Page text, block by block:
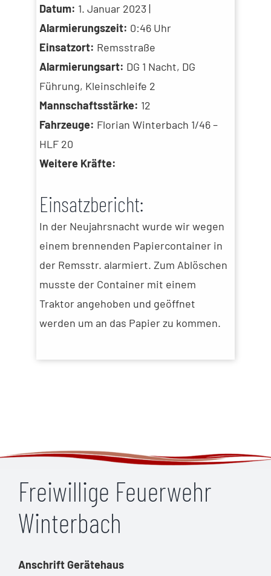
Datum: 1. Januar 2023 |
Alarmierungszeit: 0:46 Uhr
Einsatzort: Remsstraße
Alarmierungsart: DG 1 Nacht, DG
Führung, Kleinschleife 2
Mannschaftsstärke: 12
Fahrzeuge: Florian Winterbach 1/46 –
HLF 20
Weitere Kräfte:
Einsatzbericht:
In der Neujahrsnacht wurde wir wegen
einem brennenden Papiercontainer in
der Remsstr. alarmiert. Zum Ablöschen
musste der Container mit einem
Traktor angehoben und geöffnet
werden um an das Papier zu kommen.
Freiwillige Feuerwehr
Winterbach
Anschrift Gerätehaus